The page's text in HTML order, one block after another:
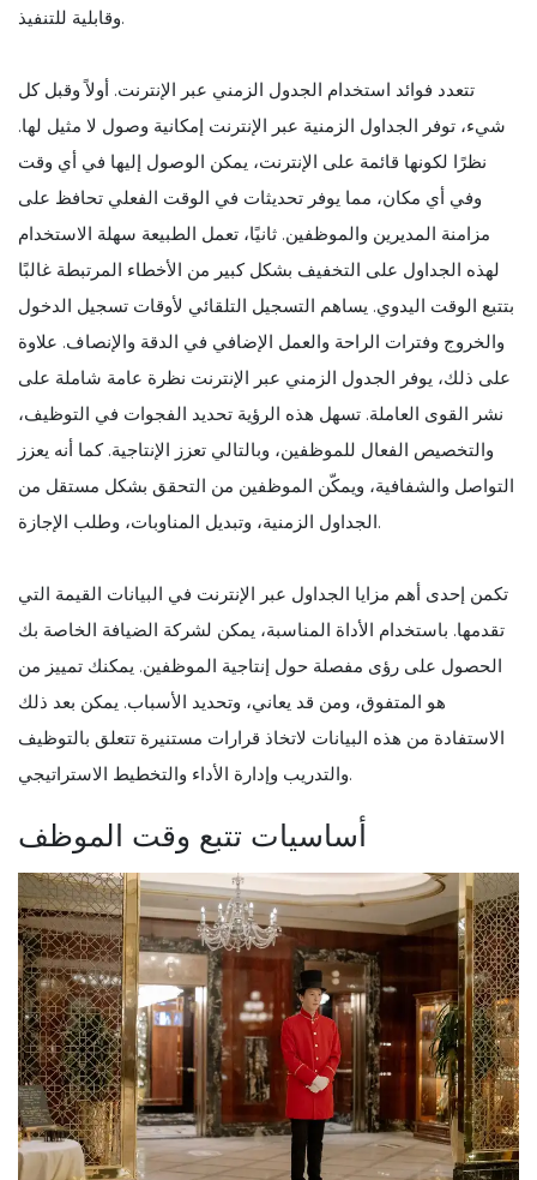
وقابلية للتنفيذ.
تتعدد فوائد استخدام الجدول الزمني عبر الإنترنت. أولاً وقبل كل
شيء، توفر الجداول الزمنية عبر الإنترنت إمكانية وصول لا مثيل لها.
نظرًا لكونها قائمة على الإنترنت، يمكن الوصول إليها في أي وقت
وفي أي مكان، مما يوفر تحديثات في الوقت الفعلي تحافظ على
مزامنة المديرين والموظفين. ثانيًا، تعمل الطبيعة سهلة الاستخدام
لهذه الجداول على التخفيف بشكل كبير من الأخطاء المرتبطة غالبًا
بتتبع الوقت اليدوي. يساهم التسجيل التلقائي لأوقات تسجيل الدخول
والخروج وفترات الراحة والعمل الإضافي في الدقة والإنصاف. علاوة
على ذلك، يوفر الجدول الزمني عبر الإنترنت نظرة عامة شاملة على
نشر القوى العاملة. تسهل هذه الرؤية تحديد الفجوات في التوظيف،
والتخصيص الفعال للموظفين، وبالتالي تعزز الإنتاجية. كما أنه يعزز
التواصل والشفافية، ويمكّن الموظفين من التحقق بشكل مستقل من
الجداول الزمنية، وتبديل المناوبات، وطلب الإجازة.
تكمن إحدى أهم مزايا الجداول عبر الإنترنت في البيانات القيمة التي
تقدمها. باستخدام الأداة المناسبة، يمكن لشركة الضيافة الخاصة بك
الحصول على رؤى مفصلة حول إنتاجية الموظفين. يمكنك تمييز من
هو المتفوق، ومن قد يعاني، وتحديد الأسباب. يمكن بعد ذلك
الاستفادة من هذه البيانات لاتخاذ قرارات مستنيرة تتعلق بالتوظيف
والتدريب وإدارة الأداء والتخطيط الاستراتيجي.
أساسيات تتبع وقت الموظف